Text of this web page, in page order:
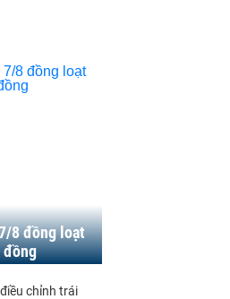
8 đồng loạt
đồng
chỉnh trái